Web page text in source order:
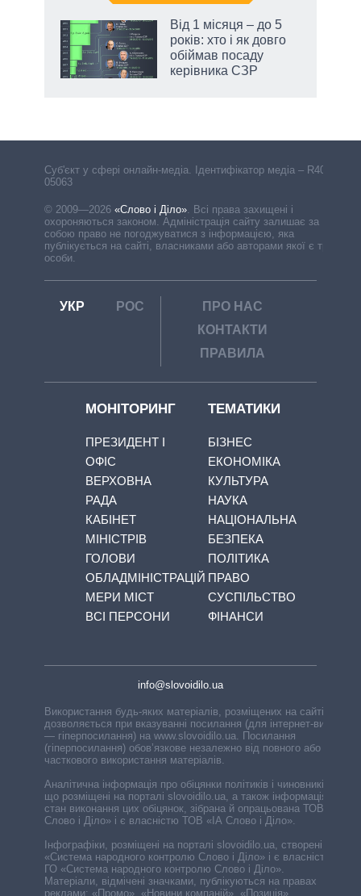
Від 1 місяця – до 5
років: хто і як довго
обіймав посаду
керівника СЗР
Cуб'єкт у сфері онлайн-медіа. Ідентифікатор медіа – R40-
05063
© 2009—2026 «Слово і Діло». Всі права захищені і
охороняються законом. Адміністрація сайту залишає за
собою право не погоджуватися з інформацією, яка
публікується на сайті, власниками або авторами якої є треті
особи.
УКР РОС
ПРО НАС
КОНТАКТИ
ПРАВИЛА
МОНІТОРИНГ
ПРЕЗИДЕНТ І
ОФІС
ВЕРХОВНА
РАДА
КАБІНЕТ
МІНІСТРІВ
ГОЛОВИ
ОБЛАДМІНІСТРАЦІЙ
МЕРИ МІСТ
ВСІ ПЕРСОНИ
ТЕМАТИКИ
БІЗНЕС
ЕКОНОМІКА
КУЛЬТУРА
НАУКА
НАЦІОНАЛЬНА
БЕЗПЕКА
ПОЛІТИКА
ПРАВО
СУСПІЛЬСТВО
ФІНАНСИ
info@slovoidilo.ua
Використання будь-яких матеріалів, розміщених на сайті,
дозволяється при вказуванні посилання (для інтернет-видань
— гіперпосилання) на www.slovoidilo.ua. Посилання
(гіперпосилання) обов’язкове незалежно від повного або
часткового використання матеріалів.
Аналітична інформація про обіцянки політиків і чиновників,
що розміщені на порталі slovoidilo.ua, а також інформація про
стан виконання цих обіцянок, зібрана й опрацьована ТОВ «ІА
Слово і Діло» і є власністю ТОВ «ІА Слово і Діло».
Інфографіки, розміщені на порталі slovoidilo.ua, створені ГО
«Система народного контролю Слово і Діло» і є власністю
ГО «Система народного контролю Слово і Діло».
Матеріали, відмічені значками, публікуються на правах
реклами: «Промо», «Новини компаній», «Позиція»,